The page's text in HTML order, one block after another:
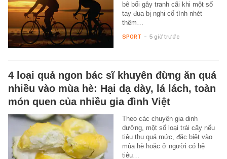
bê bối gây tranh cãi khi một số
tay đua bị nghi cố tình nhét
thêm…
SPORT - 5 giờ trước
4 loại quả ngon bác sĩ khuyên đừng ăn quá
nhiều vào mùa hè: Hại dạ dày, lá lách, toàn
món quen của nhiều gia đình Việt
Theo các chuyên gia dinh
dưỡng, một số loại trái cây nếu
tiêu thụ quá mức, đặc biệt vào
mùa hè hoặc ở người có hệ
tiêu…